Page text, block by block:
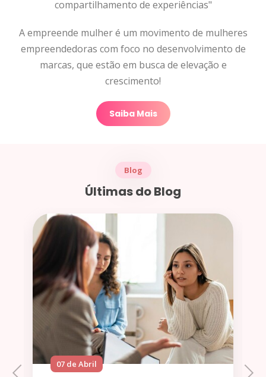
compartilhamento de experiências"
A empreende mulher é um movimento de mulheres
empreendedoras com foco no desenvolvimento de
marcas, que estão em busca de elevação e
crescimento!
Saiba Mais
Blog
Últimas do Blog
Previous
06 de Abril
Next